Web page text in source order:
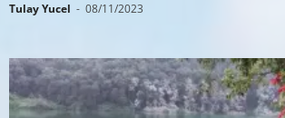
Tulay Yucel - 08/11/2023